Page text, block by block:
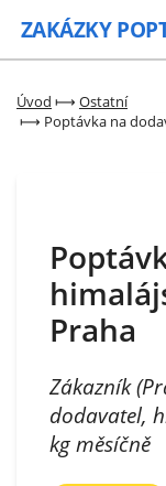
ZAKÁZKY
Úvod ⟼ Ostatní
⟼ Poptávka na
Praha
Zákazník
dodavatel,
kg měsíčně